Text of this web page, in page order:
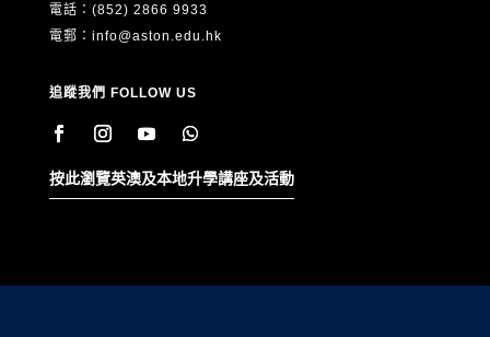
電話：(852) 2866 9933
電郵： info@aston.edu.hk
追蹤我們 FOLLOW US
按此瀏覽英澳及本地升學講座及活動